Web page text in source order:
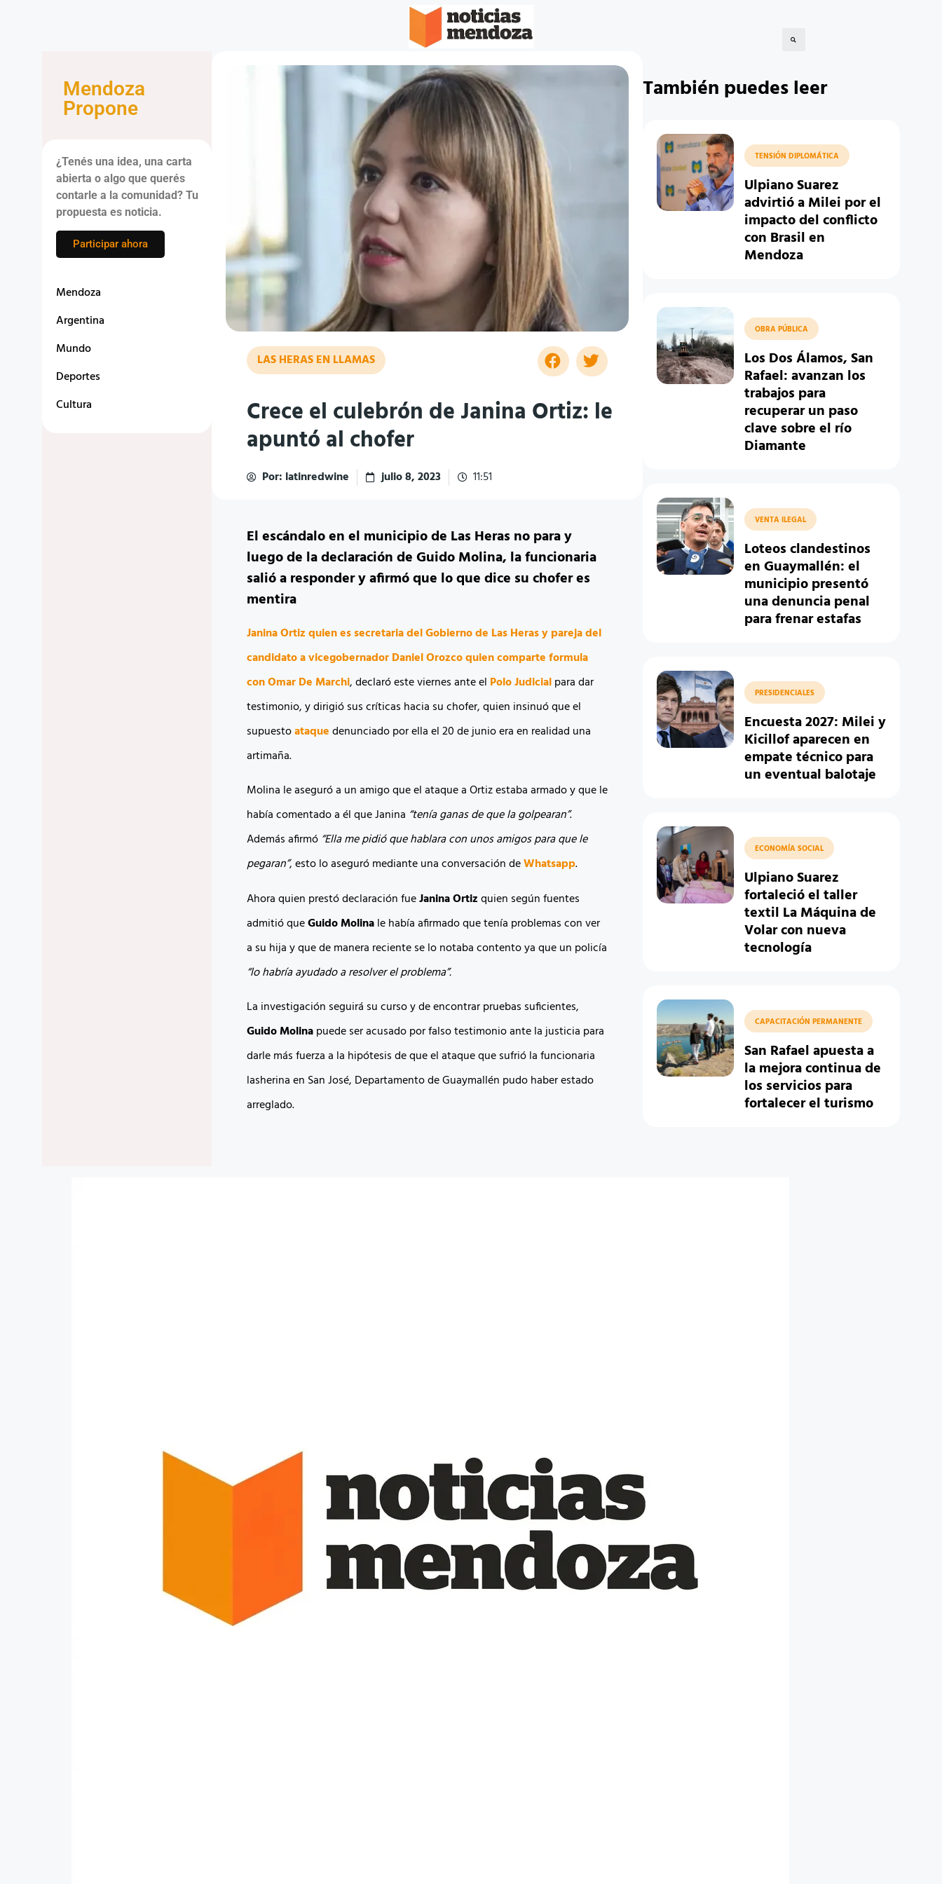
Mendoza
Propone
¿Tenés una idea, una carta
abierta o algo que querés
contarle a la comunidad? Tu
propuesta es noticia.
Participar ahora
Mendoza
Argentina
Mundo
Deportes
Cultura
LAS HERAS EN LLAMAS
Crece el culebrón de Janina Ortiz: le
apuntó al chofer
Por: latinredwine julio 8, 2023 11:51
El escándalo en el municipio de Las Heras no para y
luego de la declaración de Guido Molina, la funcionaria
salió a responder y afirmó que lo que dice su chofer es
mentira
Janina Ortizquien es secretaria del Gobierno de Las Heras y pareja del
candidato a vicegobernador Daniel Orozco quien comparte formula
con Omar De Marchi, declaró este viernes ante el Polo Judicialpara dar
testimonio, y dirigió sus críticas hacia su chofer, quien insinuó que el
supuestoataquedenunciado por ella el 20 de junio era en realidad una
artimaña.
Molina le aseguró a un amigo que el ataque a Ortiz estaba armado y que le
había comentado a él que Janina “tenía ganas de que la golpearan”.
Además afirmó “Ella me pidió que hablara con unos amigos para que le
pegaran”, esto lo aseguró mediante una conversación deWhatsapp.
Ahora quien prestó declaración fueJanina Ortizquien según fuentes
admitió queGuido Molinale había afirmado que tenía problemas con ver
a su hija y que de manera reciente se lo notaba contento ya que un policía
“lo habría ayudado a resolver el problema”.
La investigación seguirá su curso y de encontrar pruebas suficientes,
Guido Molinapuede ser acusado por falso testimonio ante la justicia para
darle más fuerza a la hipótesis de que el ataque que sufrió la funcionaria
lasherina en San José, Departamento de Guaymallén pudo haber estado
arreglado.
También puedes leer
TENSIÓN DIPLOMÁTICA
Ulpiano Suarez
advirtió a Milei por el
impacto del conflicto
con Brasil en
Mendoza
OBRA PÚBLICA
Los Dos Álamos, San
Rafael: avanzan los
trabajos para
recuperar un paso
clave sobre el río
Diamante
VENTA ILEGAL
Loteos clandestinos
en Guaymallén: el
municipio presentó
una denuncia penal
para frenar estafas
PRESIDENCIALES
Encuesta 2027: Milei y
Kicillof aparecen en
empate técnico para
un eventual balotaje
ECONOMÍA SOCIAL
Ulpiano Suarez
fortaleció el taller
textil La Máquina de
Volar con nueva
tecnología
CAPACITACIÓN PERMANENTE
San Rafael apuesta a
la mejora continua de
los servicios para
fortalecer el turismo